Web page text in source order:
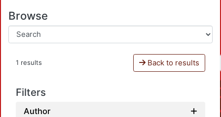
Browse
1 results Back to results
Filters
Author